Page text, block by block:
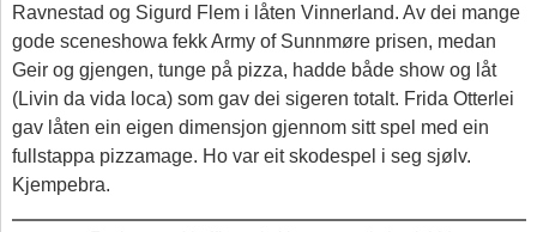
Ravnestad og Sigurd Flem i låten Vinnerland. Av dei mange
gode sceneshowa fekk Army of Sunnmøre prisen, medan
Geir og gjengen, tunge på pizza, hadde både show og låt
(Livin da vida loca) som gav dei sigeren totalt. Frida Otterlei
gav låten ein eigen dimensjon gjennom sitt spel med ein
fullstappa pizzamage. Ho var eit skodespel i seg sjølv.
Kjempebra.